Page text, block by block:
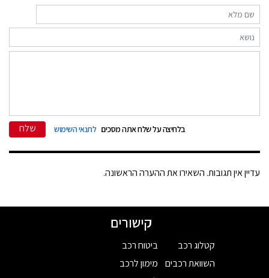
בלחיצה על שלח אתה מסכים לתנאי השימוש שלח
עדיין אין תגובות. השאירו את ההערה הראשונה.
קישורים
קטלוג רכב
השוואת רכבים
ביטוח רכב
מימון לרכב